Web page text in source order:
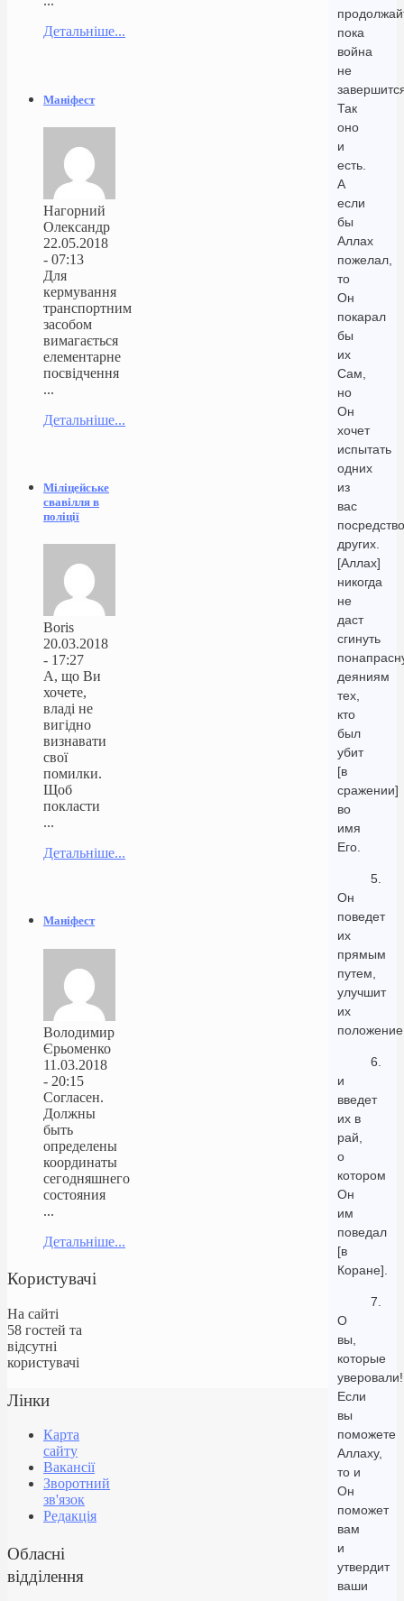
пока
война
не
Так
оно
и
есть.
А
если
бы
Аллах
пожелал,
то
Он
покарал
бы
их
Сам,
но
Он
хочет
испытать
одних
из
вас
других.
[Аллах]
никогда
не
даст
сгинуть
деяниям
тех,
кто
был
убит
[в
сражении]
во
имя
Его.
5.
Он
поведет
их
прямым
путем,
улучшит
их
положение
6.
и
введет
их в
рай,
о
котором
Он
им
поведал
[в
Коране].
7.
О
вы,
которые
уверовали!
Если
вы
поможете
Аллаху,
то и
Он
поможет
вам
и
утвердит
ваши
Детальніше...
Маніфест
Нагорний
Олександр
22.05.2018
- 07:13
Для
кермування
транспортним
засобом
вимагається
елементарне
посвідчення
...
Детальніше...
Міліцейське
свавілля в
поліції
Boris
20.03.2018
- 17:27
А, що Ви
хочете,
владі не
вигідно
визнавати
свої
помилки.
Щоб
покласти
...
Детальніше...
Маніфест
Володимир
Єрьоменко
11.03.2018
- 20:15
Согласен.
Должны
быть
определены
координаты
сегодняшнего
состояния
...
Детальніше...
Користувачі
На сайті
58 гостей та
відсутні
користувачі
Лінки
Карта
сайту
Вакансії
Зворотний
зв'язок
Редакція
Обласні
відділення